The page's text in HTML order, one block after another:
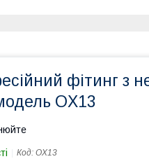
фітинг з
OX13
Код: OX13